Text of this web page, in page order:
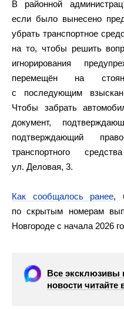
В районной
если было вынесено
убрать транспортное
на то, чтобы решить
игнорирования
перемещён на
с последующим
Чтобы забрать
документ,
подтверждающий
транспортного
ул. Деловая, 3.
Как сообщалось ранее,
по скрытым номерам
Новгороде с начала 2026
Все эксклюзивы
новости